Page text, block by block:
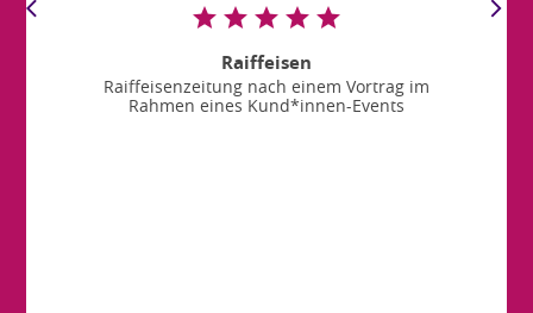
Raiffeisen
Raiffeisenzeitung nach einem Vortrag im
Rahmen eines Kund*innen-Events